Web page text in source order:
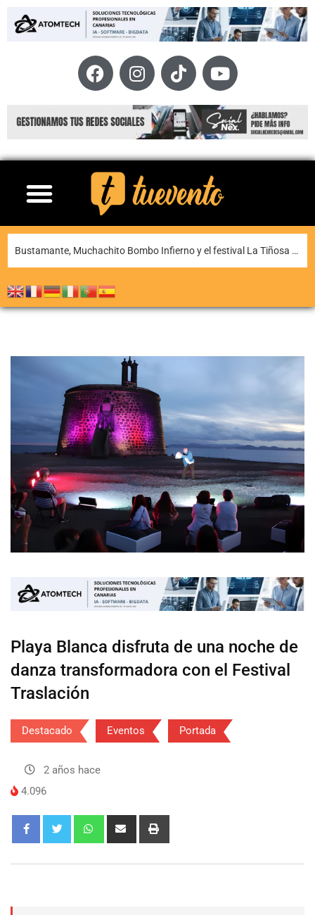
La XI Famara Total reunirá a algunos de los mejores corredores de Canarias del 13 al 15 de agosto
Playa Blanca disfruta de una noche de
danza transformadora con el Festival
Traslación
Destacado Eventos Portada
2 años hace
4.096